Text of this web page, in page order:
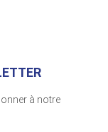
à notre